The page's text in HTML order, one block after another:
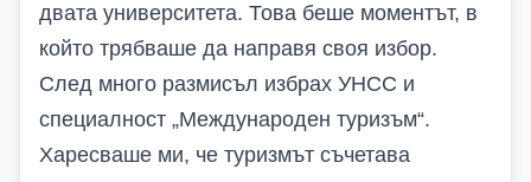
двата университета. Това беше моментът, в
който трябваше да направя своя избор.
След много размисъл избрах УНСС и
специалност „Международен туризъм“.
Харесваше ми, че туризмът съчетава